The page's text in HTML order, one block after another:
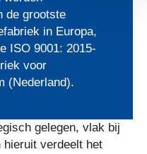
de grootste
in Europa,
ISO 9001: 2015-
voor
(Nederland).
gelegen, vlak bij
hieruit verdeelt het